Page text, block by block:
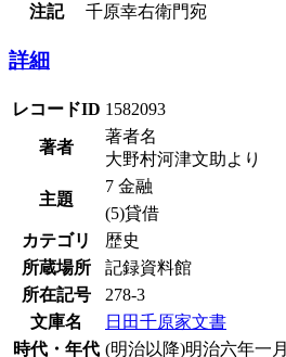
注記
千原幸右衛門宛
詳細
レコードID 1582093
著者
著者名
大野村河津文助より
主題
7 金融
(5)貸借
カテゴリ
歴史
所蔵場所
記録資料館
所在記号
278-3
文庫名
日田千原家文書
時代・年代 (明治以降)明治六年一月